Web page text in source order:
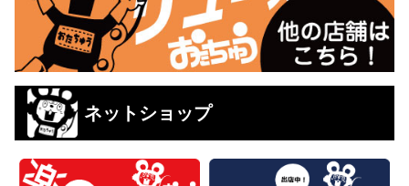
ネットショップ